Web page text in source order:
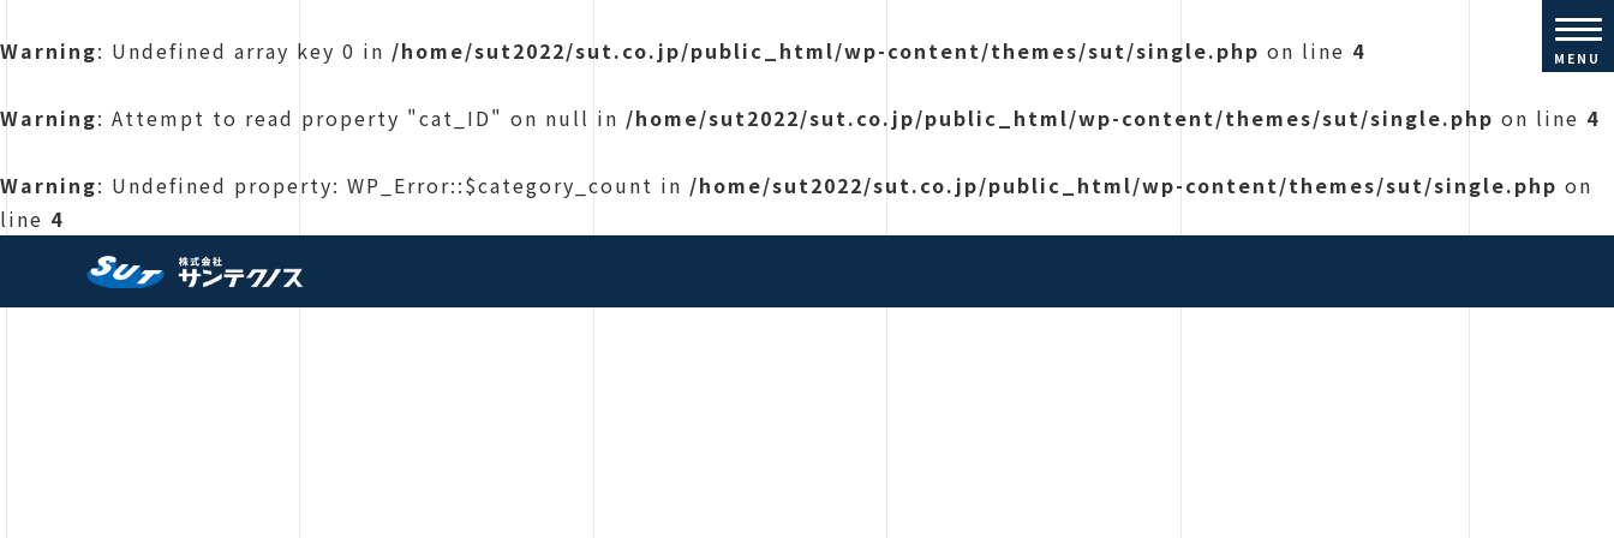
Warning: Undefined array key 0 in /home/sut2022/sut.co.jp/public_html/wp-content/themes/sut/single.php on line 4
Warning: Attempt to read property "cat_ID" on null in /home/sut2022/sut.co.jp/public_html/wp-content/themes/sut/single.php on line 4
Warning: Undefined property: WP_Error::$category_count in /home/sut2022/sut.co.jp/public_html/wp-content/themes/sut/single.php on
line 4
MENU